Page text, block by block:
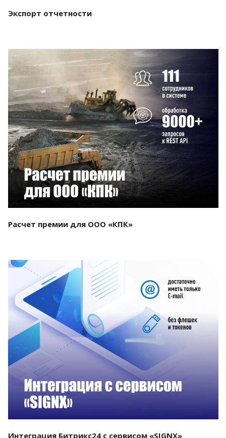
Экспорт отчетности
Смотреть проект
Расчет премии для ООО «КПК»
Смотреть проект
Интеграция Битрикс24 с сервисом «SIGNX»